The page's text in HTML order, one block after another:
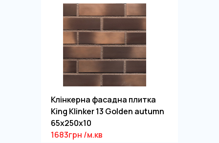
Клінкерна фасадна плитка
King Klinker 13 Golden autumn
65x250x10
1683грн /м.кв